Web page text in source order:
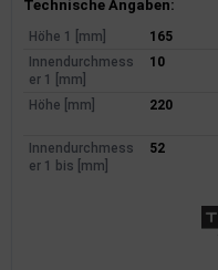
Produktinformationen
Technische Angaben:
Höhe 1 [mm] 165
Innendurchmess
er 1 [mm]
10
Höhe [mm] 220
Innendurchmess
er 1 bis [mm]
52